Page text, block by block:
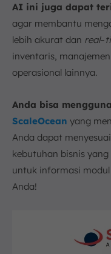
AI ini juga dapat
agar membantu
lebih akurat dan real–
inventaris,
operasional lainnya.
Anda bisa
ScaleOcean yang
Anda dapat
kebutuhan bisnis
untuk informasi
Anda!